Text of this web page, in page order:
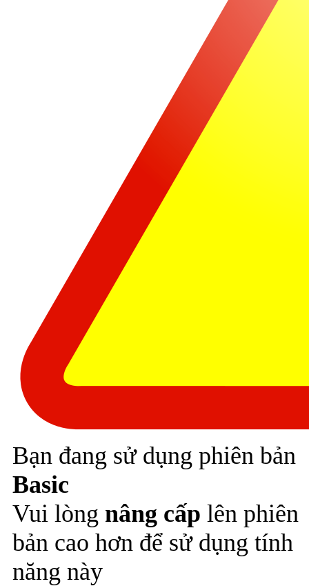
Bạn đang sử dụng phiên bản
Basic
Vui lòng nâng cấp lên phiên
bản cao hơn để sử dụng tính
năng này